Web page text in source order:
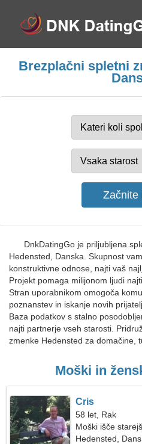
Brezplačni spletni
DnkDatingGo je priljubljena
Hedensted, Danska. Skupnost
konstruktivne odnose, najti vaš
Projekt pomaga milijonom ljudi
Stran uporabnikom omogoča
poznanstev in iskanje novih
Baza podatkov s stalno
najti partnerje vseh starosti.
zmenke Hedensted za domačine,
Moški in
Cris
58 let, Rak
Moški išče
Hedensted,